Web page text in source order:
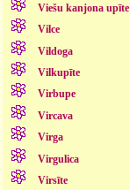
Viešu kanjona upīte
Vilce
Vildoga
Vilkupīte
Virbupe
Vircava
Virga
Virgulica
Virsīte